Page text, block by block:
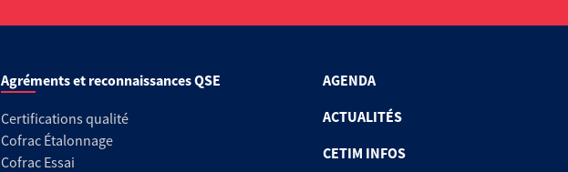
Agréments et reconnaissances QSE
Certifications qualité
Cofrac Étalonnage
Cofrac Essai
AGENDA
ACTUALITÉS
CETIM INFOS